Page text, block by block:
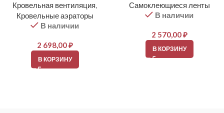
Кровельная вентиляция,
Кровельные аэраторы
В наличии
2 698,00₽
В КОРЗИНУ
Самоклеющиеся ленты
В наличии
2 570,00₽
В КОРЗИНУ